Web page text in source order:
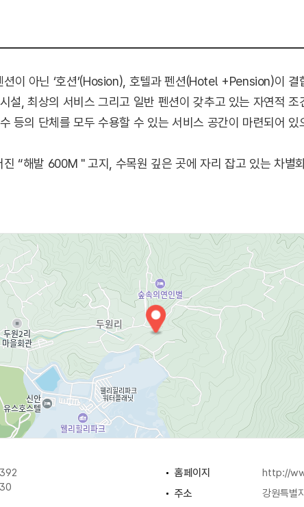
이 아닌 ‘호션’(Hosion), 호텔과 펜션(Hotel +Pension)이 결
설, 최상의 서비스 그리고 일반 펜션이 갖추고 있는 자연적
등의 단체를 모두 수용할 수 있는 서비스 공간이 마련되어
“해발 600M " 고지, 수목원 깊은 곳에 자리 잡고 있는 차별
려함, 여름은 단지를 끼고 흐르는 계곡의 시원함, 가을은 삼면
홈페이지
http://
주소
강원특별